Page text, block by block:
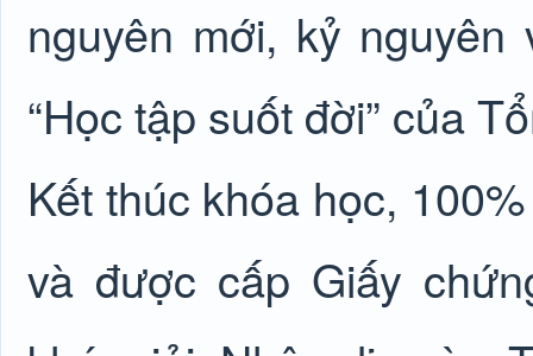
nguyên mới, kỷ
“Học tập suốt đời” của
Kết thúc khóa học,
và được cấp Giấy